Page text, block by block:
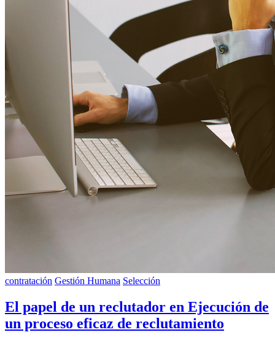
contratación Gestión Humana Selección
El papel de un reclutador en Ejecución de
un proceso eficaz de reclutamiento